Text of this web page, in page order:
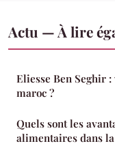
Actu — À lire
Eliesse Ben Seghir
maroc ?
Quels sont les
alimentaires dans